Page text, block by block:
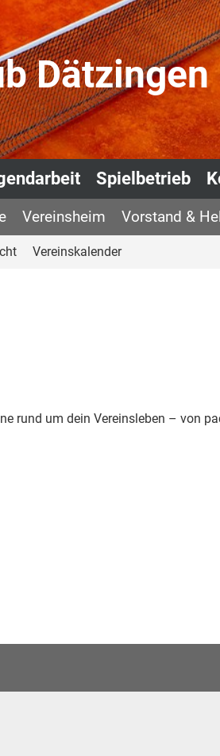
Dätzingen
Spielbetrieb
Vereinsheim Vorstand &
Vereinskalender
rund um dein Vereinsleben – von